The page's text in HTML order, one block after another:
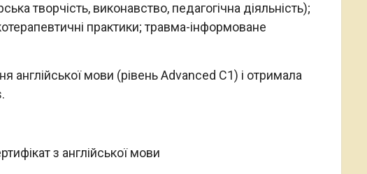
творчість, виконавство, педагогічна діяльність);
практики; травма-інформоване
англійської мови (рівень Advanced С1) і отримала
з англійської мови